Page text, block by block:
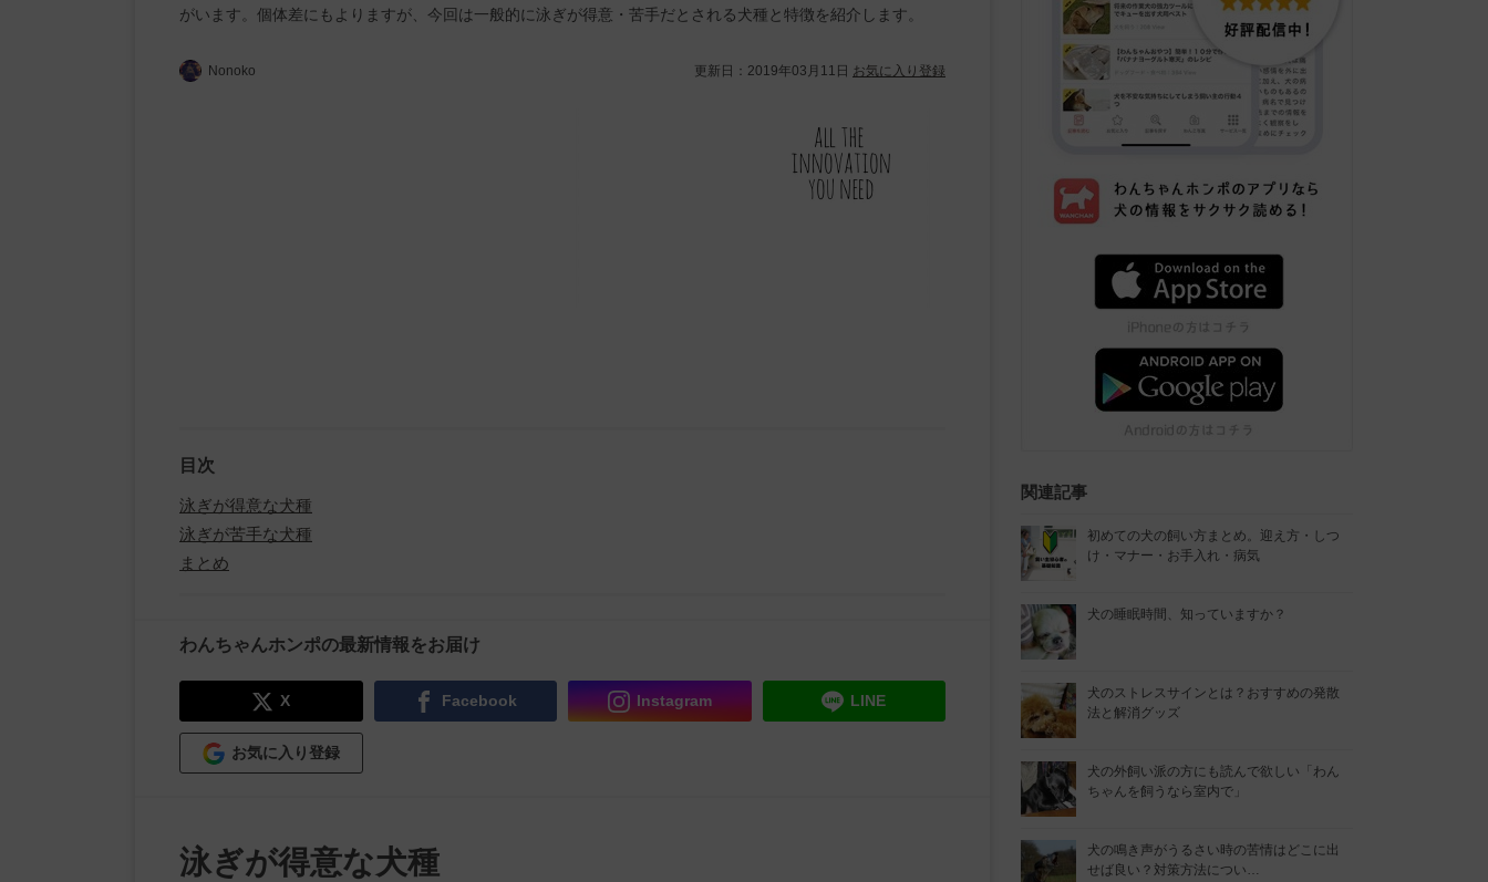
がいます。個体差にもよりますが、今回は一般的に泳ぎが得意・苦手だとされる犬種と特徴を紹介します。
Nonoko 更新日： 2019年03月11日 お気に入り登録
目次
泳ぎが得意な犬種
泳ぎが苦手な犬種
まとめ
わんちゃんホンポの最新情報をお届け
X Facebook Instagram LINE
お気に入り登録
泳ぎが得意な犬種
関連記事
初めての犬の飼い方まとめ。迎え方・しつ
け・マナー・お手入れ・病気
犬の睡眠時間、知っていますか？
犬のストレスサインとは？おすすめの発散
法と解消グッズ
犬の外飼い派の方にも読んで欲しい「わん
ちゃんを飼うなら室内で」
犬の鳴き声がうるさい時の苦情はどこに出
せば良い？対策方法につい…